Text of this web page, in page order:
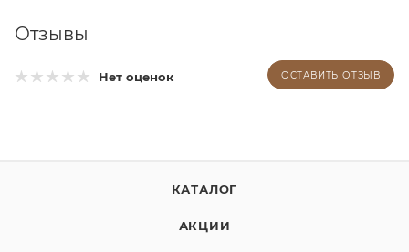
Отзывы
Нет оценок ОСТАВИТЬ ОТЗЫВ
КАТАЛОГ
АКЦИИ